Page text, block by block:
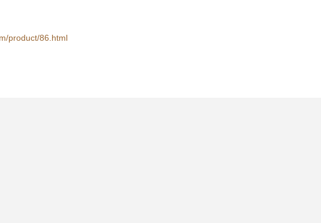
product/86.html